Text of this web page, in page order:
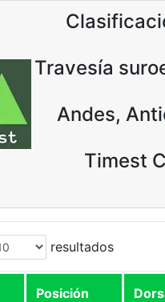
Travesía
Andes,
Timest
resultados
Posición